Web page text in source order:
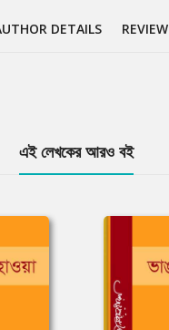
DETAILS REVIEW
এই লেখকের আরও বই